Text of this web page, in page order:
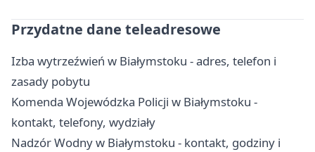
Przydatne dane teleadresowe
Izba wytrzeźwień w Białymstoku - adres, telefon i
zasady pobytu
Komenda Wojewódzka Policji w Białymstoku -
kontakt, telefony, wydziały
Nadzór Wodny w Białymstoku - kontakt, godziny i